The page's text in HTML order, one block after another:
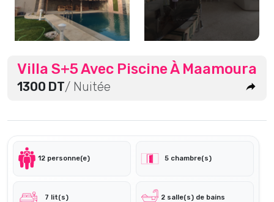
Villa S+5 Avec Piscine À Maamoura
1300 DT/ Nuitée
12 personne(e) 5 chambre(s)
7 lit(s) 2 salle(s) de bains